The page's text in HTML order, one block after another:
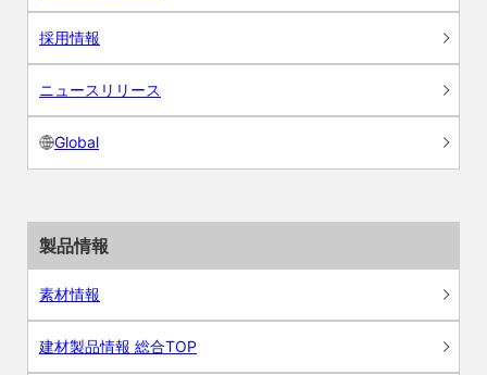
採用情報
ニュースリリース
Global
製品情報
素材情報
建材製品情報 総合TOP